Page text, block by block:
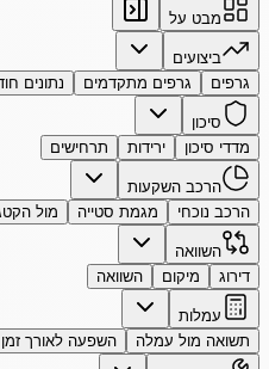
מבט על
ביצועים
גרפים
גרפים מתקדמים נתונים
סיכון
מדדי סיכון
ירידות תרחישים
הרכב השקעות
הרכב נוכחי
מגמת סטייה מול
השוואה
דירוג
מיקום השוואה
עמלות
תשואה מול עמלה
השפעה לאורך זמן